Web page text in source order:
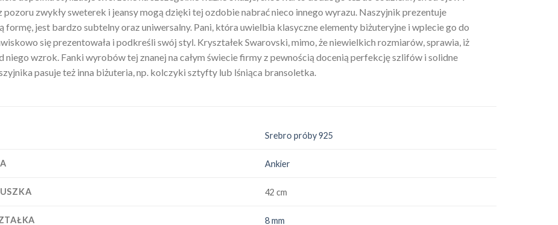
pozoru zwykły sweterek i jeansy mogą dzięki tej ozdobie nabrać nieco innego wyrazu. Naszyjnik prezentuje
formę, jest bardzo subtelny oraz uniwersalny. Pani, która uwielbia klasyczne elementy biżuteryjne i wplecie go do
się prezentowała i podkreśli swój styl. Kryształek Swarovski, mimo, że niewielkich rozmiarów, sprawia, iż
niego wzrok. Fanki wyrobów tej znanej na całym świecie firmy z pewnością docenią perfekcję szlifów i solidne
pasuje też inna biżuteria, np. kolczyki sztyfty lub lśniąca bransoletka.
Srebro próby 925
Ankier
42 cm
8 mm